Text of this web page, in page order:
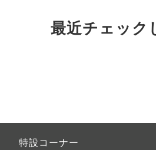
最近チェック
特設コーナー